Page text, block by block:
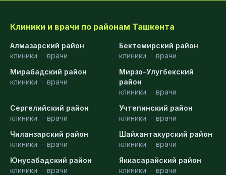
Клиники и врачи по районам Ташкента
Алмазарский район
клиники · врачи
Бектемирский район
клиники · врачи
Мирабадский район
клиники · врачи
Мирзо-Улугбекский
район
клиники · врачи
Сергелийский район
клиники · врачи
Учтепинский район
клиники · врачи
Чиланзарский район
клиники · врачи
Шайхантахурский район
клиники · врачи
Юнусабадский район
клиники · врачи
Яккасарайский район
клиники · врачи